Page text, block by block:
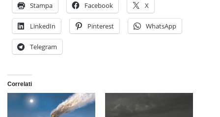
Stampa Facebook X
LinkedIn Pinterest WhatsApp
Telegram
Correlati